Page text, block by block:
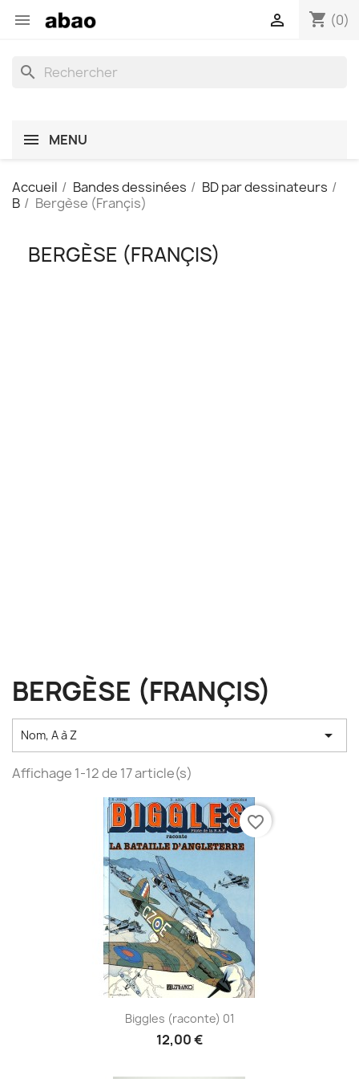
 shopping_cart (0)

search
MENU
Accueil Bandes dessinées
BD par dessinateurs
B
Bergèse (Françis)
BERGÈSE (FRANÇIS)
BERGÈSE (FRANÇIS)
Nom, A à Z 
Affichage 1-12 de 17 article(s)
Biggles (raconte) 01
12,00 €
favorite_border